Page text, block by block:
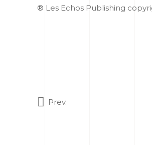
® Les Echos Publishing
Prev.